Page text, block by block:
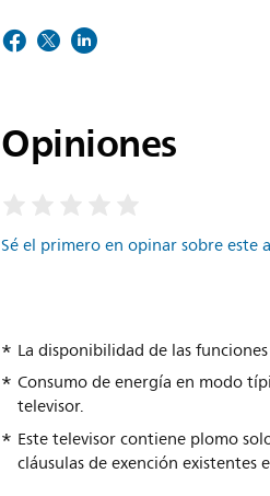
Opiniones
Sé el primero en opinar sobre este
La disponibilidad de las
Consumo de energía en modo
televisor.
Este televisor contiene plomo
cláusulas de exención existentes